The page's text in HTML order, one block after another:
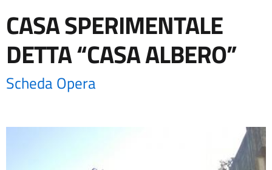
CASA SPERIMENTALE
DETTA “CASA ALBERO”
Scheda Opera